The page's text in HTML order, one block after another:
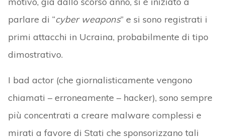
parlare di “cyber weapons” e si sono registrati i
primi attacchi in Ucraina, probabilmente di tipo
dimostrativo.
I bad actor (che giornalisticamente vengono
chiamati – erroneamente – hacker), sono sempre
più concentrati a creare malware complessi e
mirati a favore di Stati che sponsorizzano tali